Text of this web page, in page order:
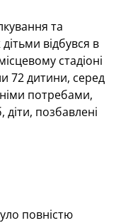
та
відбувся в
стадіоні
72 дитини, серед
потребами,
позбавлені
повністю